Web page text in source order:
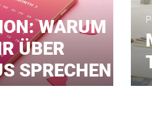
WARUM
ÜBER
SPRECHEN